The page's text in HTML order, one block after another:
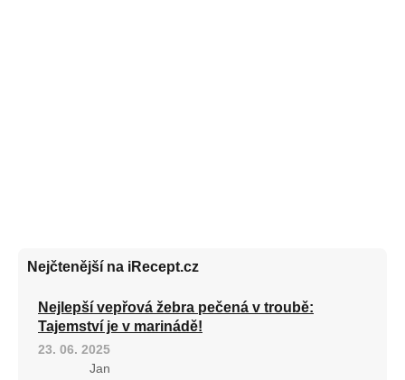
Nejčtenější na iRecept.cz
Nejlepší vepřová žebra pečená v troubě:
Tajemství je v marinádě!
23. 06. 2025
Jan